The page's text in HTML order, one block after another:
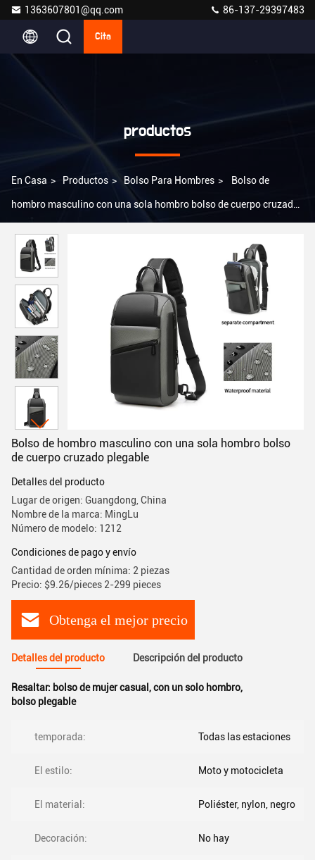
1363607801@qq.com 86-137-29397483
Cita
productos
En Casa > Productos > Bolso Para Hombres > Bolso de
hombro masculino con una sola hombro bolso de cuerpo cruzado
Bolso de hombro masculino con una sola hombro bolso
de cuerpo cruzado plegable
Detalles del producto
Lugar de origen: Guangdong, China
Nombre de la marca: MingLu
Número de modelo: 1212
Condiciones de pago y envío
Cantidad de orden mínima: 2 piezas
Precio: $9.26/pieces 2-299 pieces
Obtenga el mejor precio
Detalles del producto Descripción del producto
Resaltar: bolso de mujer casual ,con un solo hombro,
bolso plegable
temporada: Todas las estaciones
El estilo: Moto y motocicleta
El material: Poliéster, nylon, negro
Decoración: No hay